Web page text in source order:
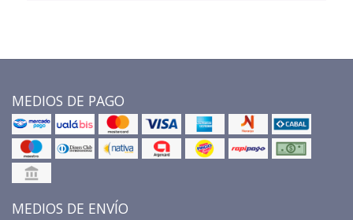
MEDIOS DE PAGO
MEDIOS DE ENVÍO